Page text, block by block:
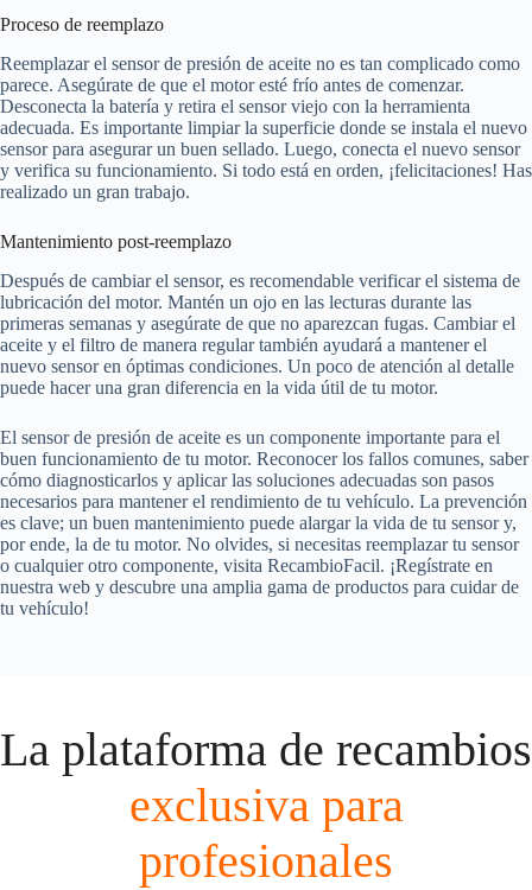
Proceso de reemplazo
Reemplazar el sensor de presión de aceite no es tan complicado como
parece. Asegúrate de que el motor esté frío antes de comenzar.
Desconecta la batería y retira el sensor viejo con la herramienta
adecuada. Es importante limpiar la superficie donde se instala el nuevo
sensor para asegurar un buen sellado. Luego, conecta el nuevo sensor
y verifica su funcionamiento. Si todo está en orden, ¡felicitaciones! Has
realizado un gran trabajo.
Mantenimiento post-reemplazo
Después de cambiar el sensor, es recomendable verificar el sistema de
lubricación del motor. Mantén un ojo en las lecturas durante las
primeras semanas y asegúrate de que no aparezcan fugas. Cambiar el
aceite y el filtro de manera regular también ayudará a mantener el
nuevo sensor en óptimas condiciones. Un poco de atención al detalle
puede hacer una gran diferencia en la vida útil de tu motor.
El sensor de presión de aceite es un componente importante para el
buen funcionamiento de tu motor. Reconocer los fallos comunes, saber
cómo diagnosticarlos y aplicar las soluciones adecuadas son pasos
necesarios para mantener el rendimiento de tu vehículo. La prevención
es clave; un buen mantenimiento puede alargar la vida de tu sensor y,
por ende, la de tu motor. No olvides, si necesitas reemplazar tu sensor
o cualquier otro componente, visita RecambioFacil. ¡Regístrate en
nuestra web y descubre una amplia gama de productos para cuidar de
tu vehículo!
La plataforma de recambios
exclusiva para
profesionales